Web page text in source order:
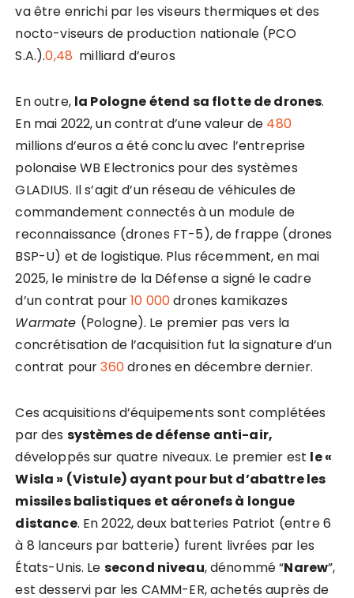
va être enrichi par les viseurs thermiques et des
nocto-viseurs de production nationale (PCO
S.A.).0,48 milliard d’euros
En outre, la Pologne étend sa flotte de drones.
En mai 2022, un contrat d’une valeur de 480
millions d’euros a été conclu avec l’entreprise
polonaise WB Electronics pour des systèmes
GLADIUS. Il s’agit d’un réseau de véhicules de
commandement connectés à un module de
reconnaissance (drones FT-5), de frappe (drones
BSP-U) et de logistique. Plus récemment, en mai
2025, le ministre de la Défense a signé le cadre
d’un contrat pour10 000drones kamikazes
Warmate (Pologne). Le premier pas vers la
concrétisation de l’acquisition fut la signature d’un
contrat pour360drones en décembre dernier.
Ces acquisitions d’équipements sont complétées
par des systèmes de défense anti-air,
développés sur quatre niveaux. Le premier est le «
Wisla » (Vistule) ayant pour but d’abattre les
missiles balistiques et aéronefs à longue
distance. En 2022, deux batteries Patriot (entre 6
à 8 lanceurs par batterie) furent livrées par les
États-Unis. Le second niveau, dénommé “Narew”,
est desservi par les CAMM-ER, achetés auprès de